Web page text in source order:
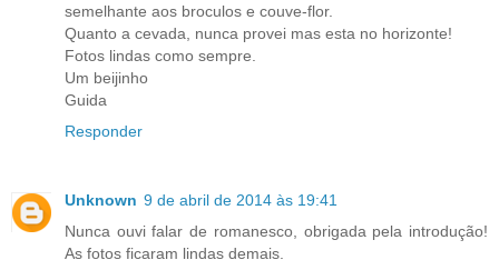
semelhante aos broculos e couve-flor.
Quanto a cevada, nunca provei mas esta no horizonte!
Fotos lindas como sempre.
Um beijinho
Guida
Responder
Unknown 9 de abril de 2014 às 19:41
Nunca ouvi falar de romanesco, obrigada pela introdução!
As fotos ficaram lindas demais.